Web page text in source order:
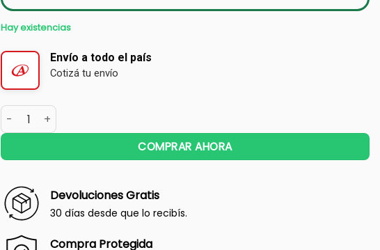
Hay existencias
Envío a todo el país
Cotizá tu envío
COMPRAR AHORA
Devoluciones Gratis
30 días desde que lo recibís.
Compra Protegida